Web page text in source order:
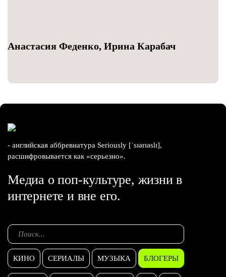
Анастасия Феденко, Ирина Карабач
- английская аббревиатура Seriously [ˈsɪərɪəslɪ],
расшифровывается как «серьезно».
Медиа о поп-культуре, жизни в
интернете и вне его.
КИНО СЕРИАЛЫ МУЗЫКА БЛОГЕРЫ